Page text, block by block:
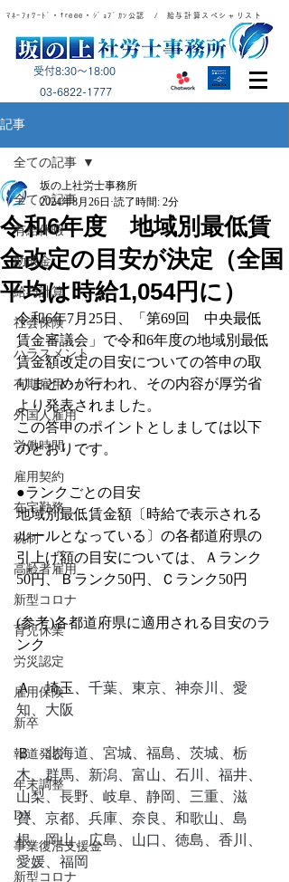
ﾏﾈｰﾌｫﾜｰﾄﾞ・freee・ｼﾞｮﾌﾞｶﾝ公認 / 給与計算スペシャリスト
受付8:30～18:00
​03-6822-1777
記事
全ての記事
有給休暇
助成金
給与計算
社会保険
ハラスメント
有期雇用・パート
外国人雇用
労働時間
雇用契約
在宅勤務
税制
高齢者雇用
新型コロナ
育児休業
労災認定
雇用保険
新卒
報道発表
年末調整
DX
事業復活支援金
新型コロナ
全ての記事
令和6年度 地域別最低賃
金改定の目安が決定（全国
平均は時給1,054円に）
坂の上社労士事務所
2024年8月26日 読了時間: 2分
令和6年7月25日、「第69回　中央最低
賃金審議会」で令和6年度の地域別最低
賃金額改定の目安についての答申の取
りまとめが行われ、その内容が厚労省
より発表されました。
この答申のポイントとしましては以下
のとおりです。
●ランクごとの目安
地域別最低賃金額〔時給で表示される
ルールとなっている〕の各都道府県の
引上げ額の目安については、Ａランク
50円、Ｂランク50円、Ｃランク50円
(参考)各都道府県に適用される目安のラ
ンク
Ａ　埼玉、 千葉、東京、神奈川、愛
知、大阪
Ｂ 北海道、宮城、福島、茨城、栃
木、群馬、新潟、富山、石川、福井、
山梨、長野、岐阜、静岡、三重、滋
賀、京都、兵庫、奈良、和歌山、島
根、岡山、広島、山口、徳島、香川、
愛媛、福岡